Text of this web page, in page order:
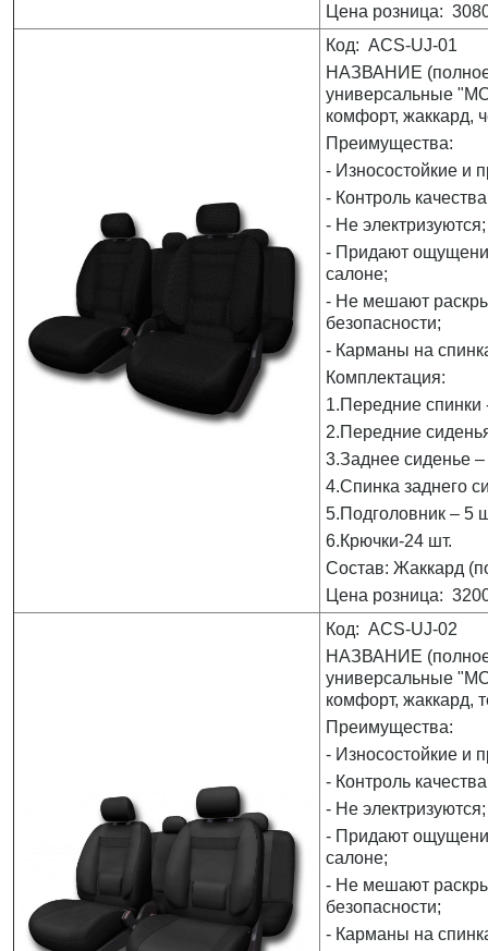
Цена розница:
Код: ACS-UJ-01
НАЗВАНИЕ
универсальные
комфорт, жаккард,
Преимущества:
- Износостойкие и
- Контроль
- Не электризуются;
- Придают
салоне;
- Не мешают
безопасности;
- Карманы на
Комплектация:
1.Передние спинки
2.Передние
3.Заднее сиденье –
4.Спинка заднего
5.Подголовник – 5
6.Крючки-24 шт.
Состав: Жаккард
Цена розница:
Код: ACS-UJ-02
НАЗВАНИЕ
универсальные
комфорт, жаккард,
Преимущества:
- Износостойкие и
- Контроль
- Не электризуются;
- Придают
салоне;
- Не мешают
безопасности;
- Карманы на